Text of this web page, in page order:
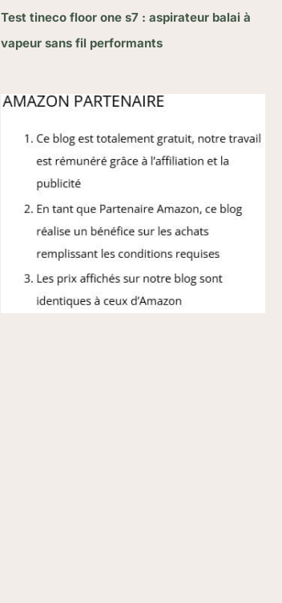
Test tineco floor one s7 : aspirateur balai à
vapeur sans fil performants